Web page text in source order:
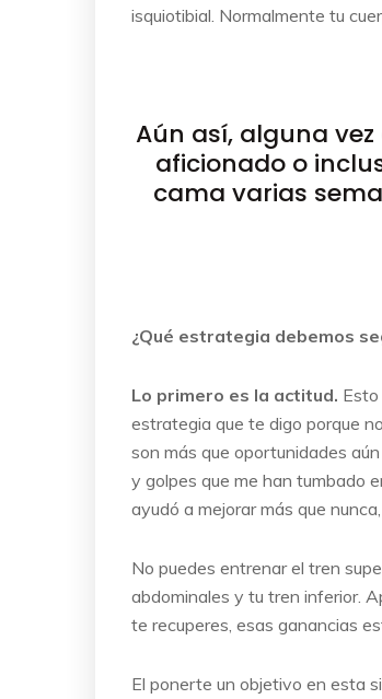
isquiotibial. Normalmente tu
Aún así, alguna
aficionado o
cama varias
¿Qué estrategia debemos
Lo primero es la actitud.
estrategia que te digo porque
son más que oportunidades
y golpes que me han tumbado
ayudó a mejorar más que
No puedes entrenar el tren
abdominales y tu tren inferior.
te recuperes, esas ganancias
El ponerte un objetivo en esta